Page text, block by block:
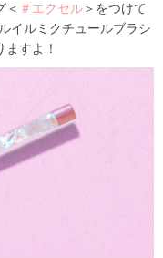
＜ ＃エクセル＞をつけて
イルミクチュールブラシ
すよ！